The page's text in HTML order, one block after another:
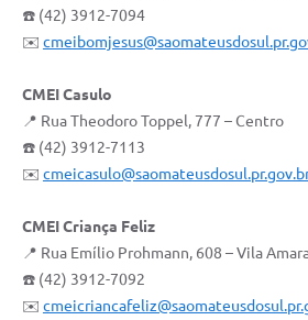
☎️ (42) 3912-7094
✉️
CMEI Casulo
📍 Rua Theodoro Toppel, 777 – Centro
☎️ (42) 3912-7113
✉️
CMEI Criança Feliz
📍 Rua Emílio Prohmann, 608 – Vila
☎️ (42) 3912-7092
✉️